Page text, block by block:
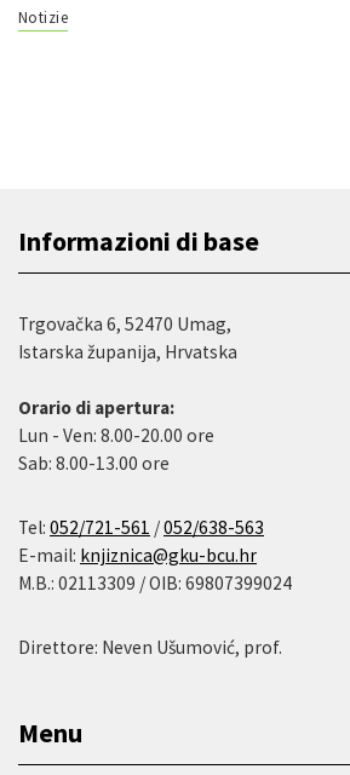
Notizie
Informazioni di base
Trgovačka 6, 52470 Umag,
Istarska županija, Hrvatska
Orario di apertura:
Lun - Ven: 8.00-20.00 ore
Sab: 8.00-13.00 ore
Tel: 052/721-561 /052/638-563
E-mail: knjiznica@gku-bcu.hr
M.B.: 02113309 / OIB: 69807399024
Direttore: Neven Ušumović, prof.
Menu